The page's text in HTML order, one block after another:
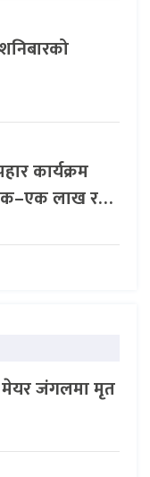
कार्यक्रम
लाख र…
मेयर जंगलमा मृत